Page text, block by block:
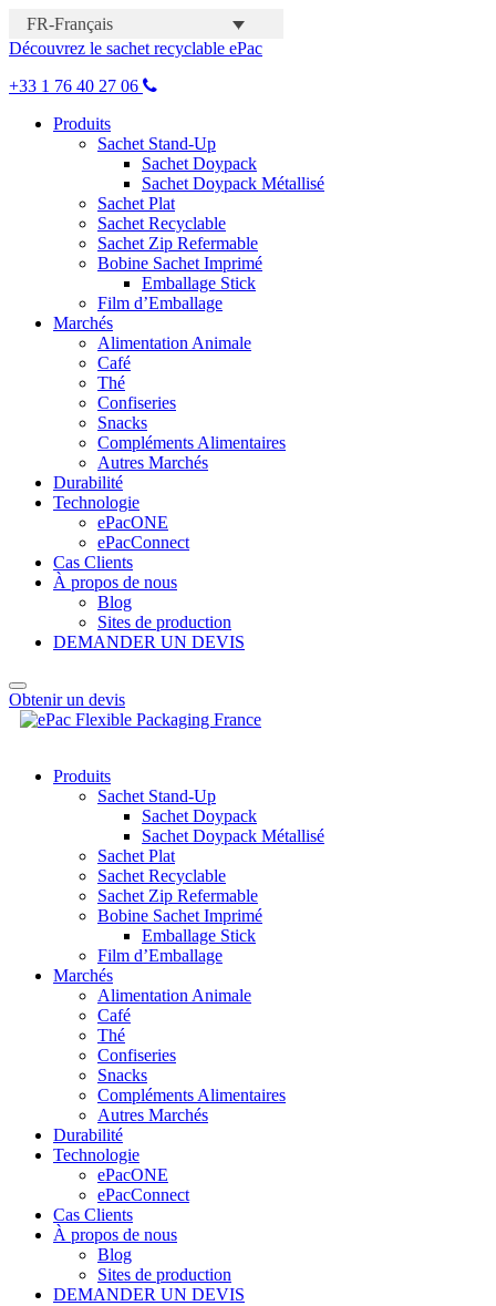
FR-Français
Découvrez le sachet recyclable ePac
+33 1 76 40 27 06
Produits
Sachet Stand-Up
Sachet Doypack
Sachet Doypack Métallisé
Sachet Plat
Sachet Recyclable
Sachet Zip Refermable
Bobine Sachet Imprimé
Emballage Stick
Film d’Emballage
Marchés
Alimentation Animale
Café
Thé
Confiseries
Snacks
Compléments Alimentaires
Autres Marchés
Durabilité
Technologie
ePacONE
ePacConnect
Cas Clients
À propos de nous
Blog
Sites de production
DEMANDER UN DEVIS
Obtenir un devis
Produits
Sachet Stand-Up
Sachet Doypack
Sachet Doypack Métallisé
Sachet Plat
Sachet Recyclable
Sachet Zip Refermable
Bobine Sachet Imprimé
Emballage Stick
Film d’Emballage
Marchés
Alimentation Animale
Café
Thé
Confiseries
Snacks
Compléments Alimentaires
Autres Marchés
Durabilité
Technologie
ePacONE
ePacConnect
Cas Clients
À propos de nous
Blog
Sites de production
DEMANDER UN DEVIS